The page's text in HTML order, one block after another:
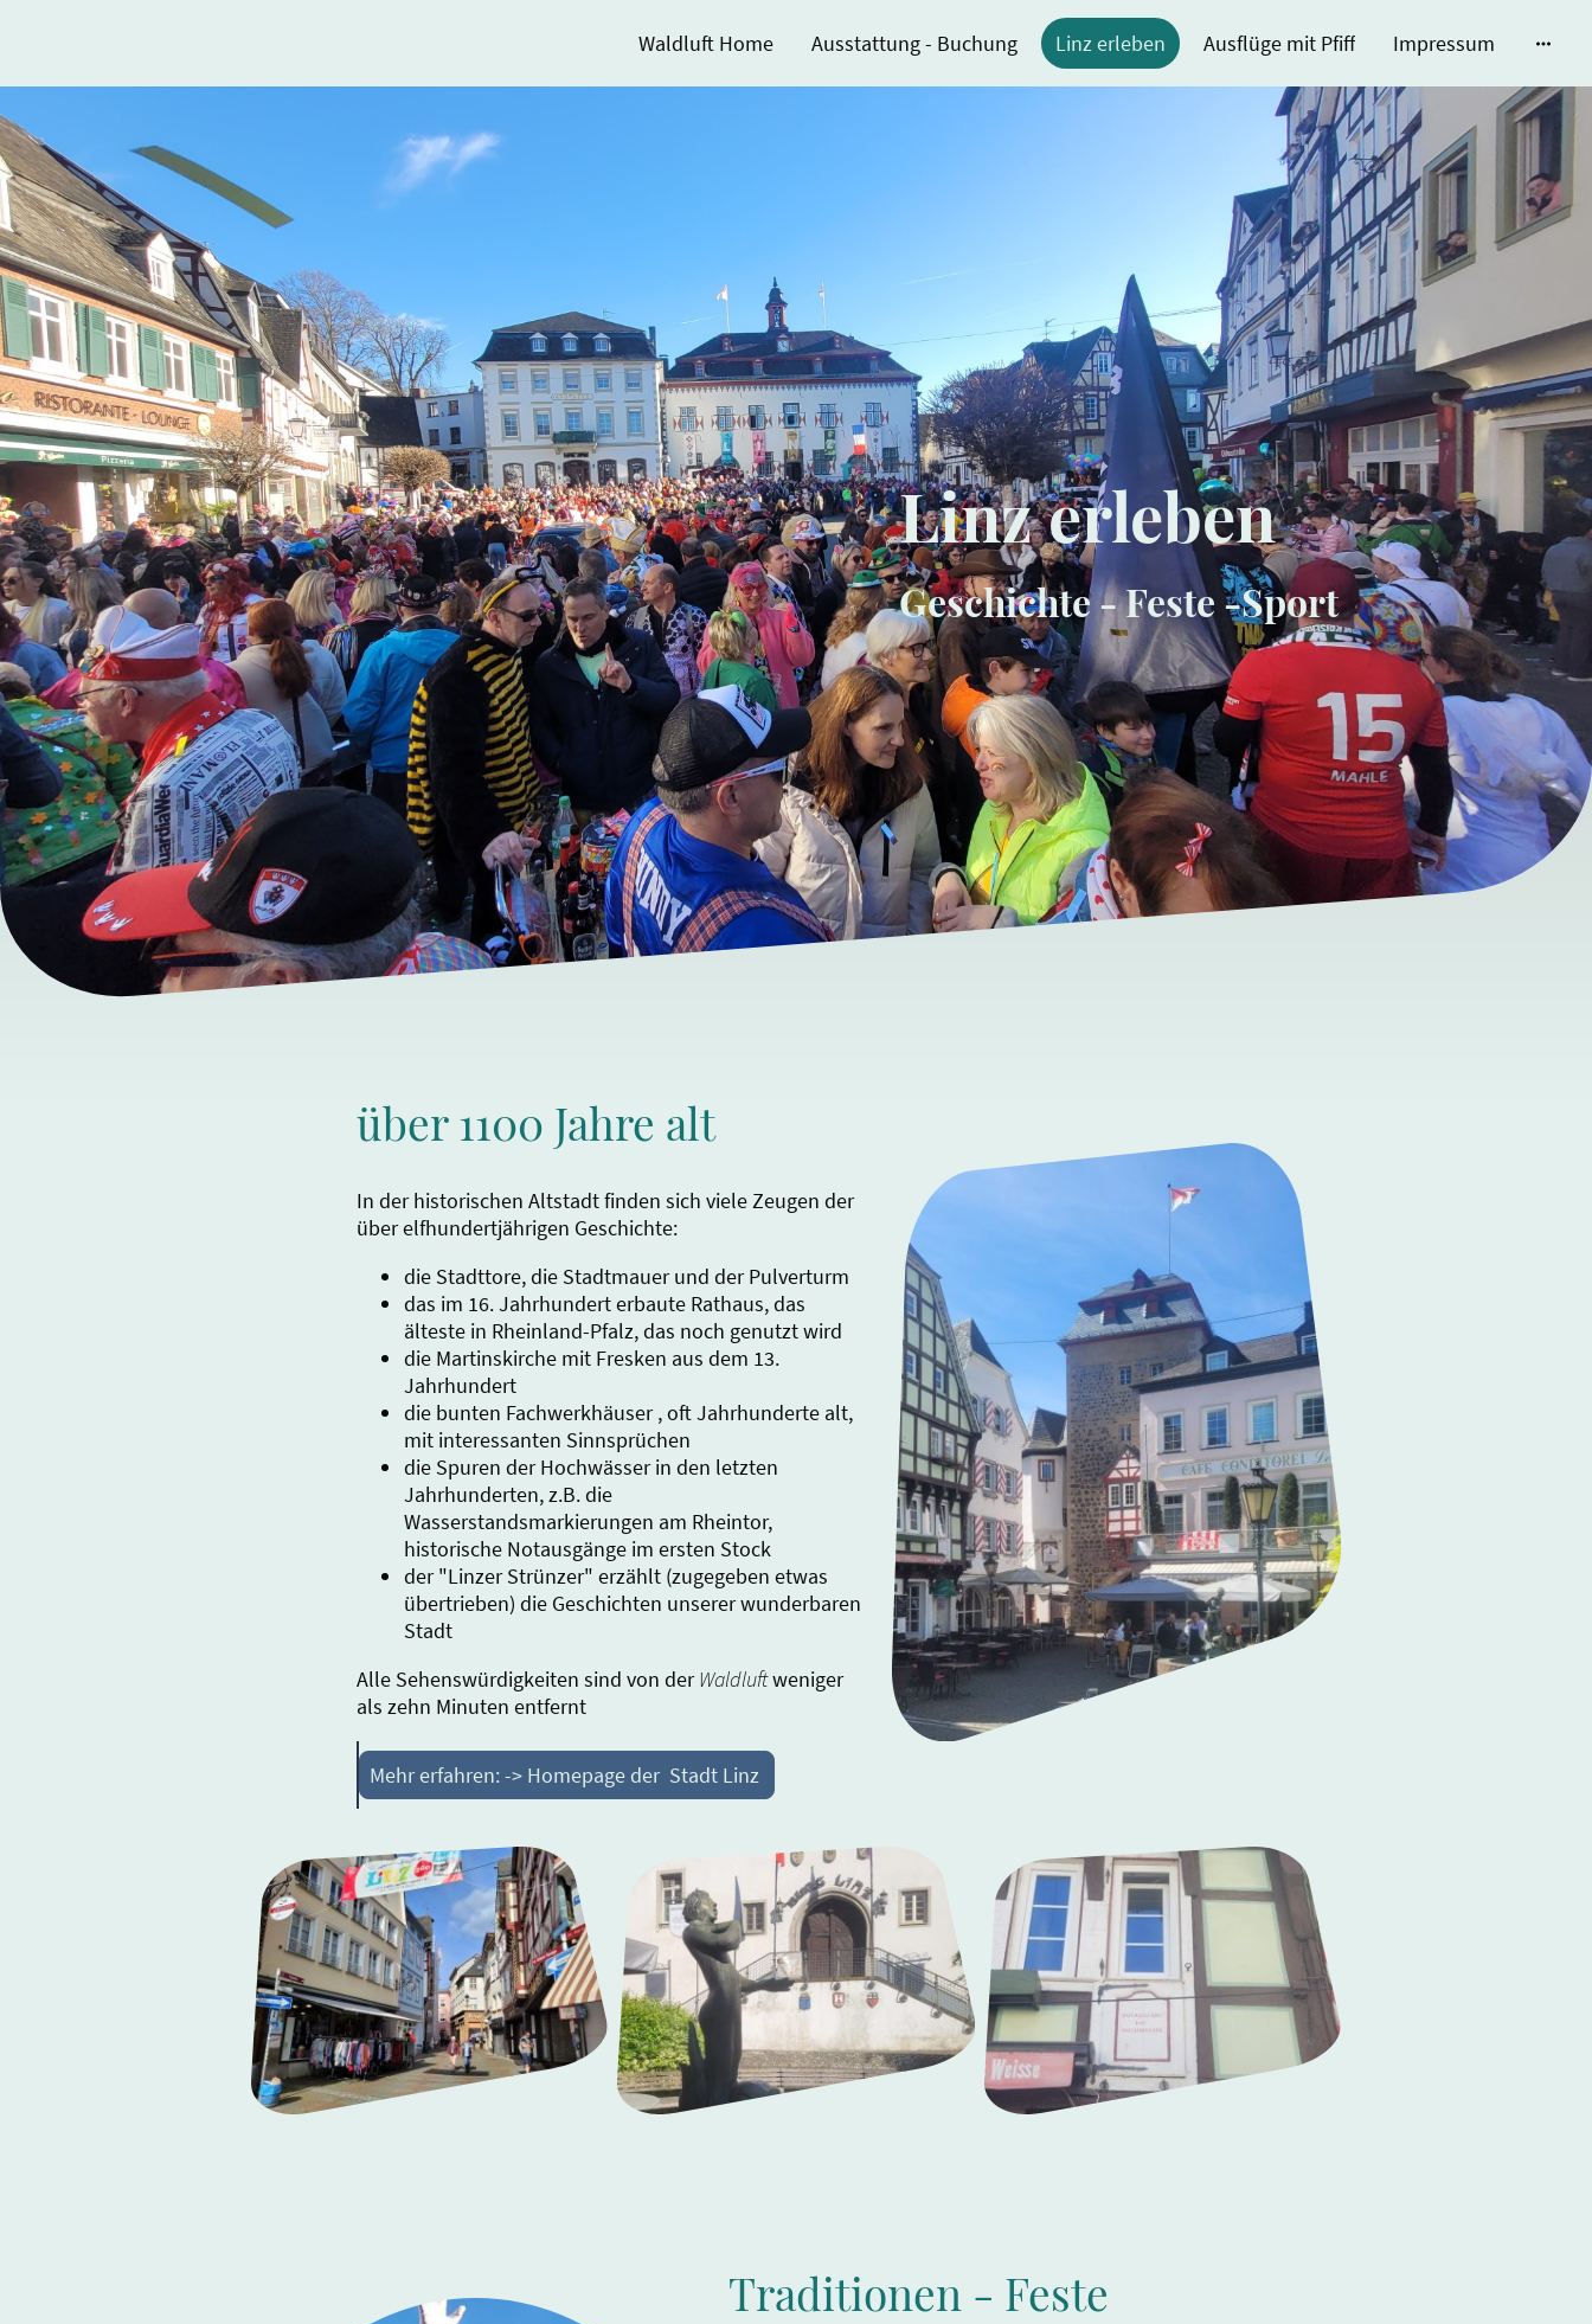
Waldluft Home Ausstattung - Buchung Linz erleben Ausflüge mit Pfiff Impressum
Linz erleben
Geschichte - Feste -Sport
über 1100 Jahre alt
In der historischen Altstadt finden sich viele Zeugen der
über elfhundertjährigen Geschichte:
die Stadttore, die Stadtmauer und der Pulverturm
das im 16. Jahrhundert erbaute Rathaus, das
älteste in Rheinland-Pfalz, das noch genutzt wird
die Martinskirche mit Fresken aus dem 13.
Jahrhundert
die bunten Fachwerkhäuser , oft Jahrhunderte alt,
mit interessanten Sinnsprüchen
die Spuren der Hochwässer in den letzten
Jahrhunderten, z.B. die
Wasserstandsmarkierungen am Rheintor,
historische Notausgänge im ersten Stock
der "Linzer Strünzer" erzählt (zugegeben etwas
übertrieben) die Geschichten unserer wunderbaren
Stadt
Alle Sehenswürdigkeiten sind von der Waldluftweniger
als zehn Minuten entfernt
Mehr erfahren: -> Homepage der Stadt Linz
Traditionen - Feste